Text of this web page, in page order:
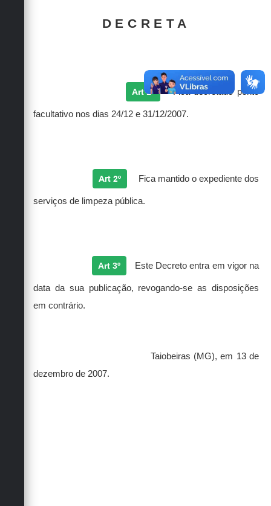
DECRETA
Art 1º Fica decretado ponto
facultativo nos dias 24/12 e 31/12/2007.
Art 2º Fica mantido o expediente dos
serviços de limpeza pública.
Art 3º Este Decreto entra em vigor na
data da sua publicação, revogando-se as disposições
em contrário.
Taiobeiras (MG), em 13 de
dezembro de 2007.